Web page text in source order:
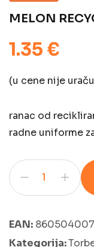
MELON
1.35 €
(u cene nije
ranac od
radne uniforme
EAN:
Kategorija: